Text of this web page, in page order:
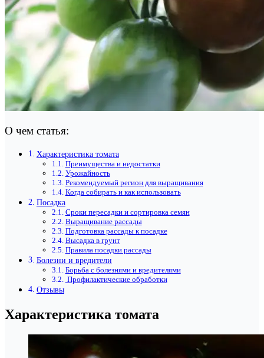
О чем статья:
Характеристика томата
Преимущества и недостатки
Урожайность
Рекомендуемый регион для выращивания
Когда собирать и как использовать
Посадка
Сроки пересадки и сортировка семян
Выращивание рассады
Подготовка рассады к посадке
Высадка в грунт
Правила посадки рассады
Болезни и вредители
Борьба с болезнями и вредителями
Профилактические обработки
Отзывы
Характеристика томата